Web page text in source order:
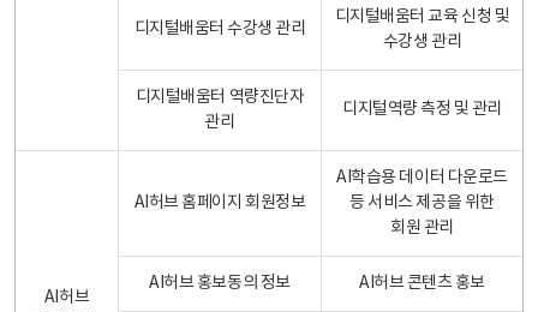
디지털배움터 수강생 관리
디지털배움터 교육 신청 및
수강생 관리
디지털배움터 역량진단자
관리
디지털역량 측정 및 관리
AI허브
AI허브 홈페이지 회원정보
AI학습용 데이터 다운로드
등 서비스 제공을 위한
회원 관리
AI허브 홍보동의 정보 AI허브 콘텐츠 홍보